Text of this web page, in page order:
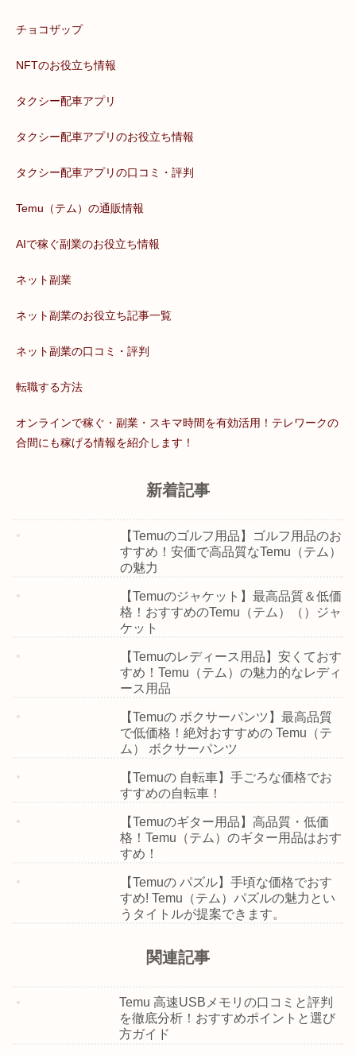
チョコザップ
NFTのお役立ち情報
タクシー配車アプリ
タクシー配車アプリのお役立ち情報
タクシー配車アプリの口コミ・評判
Temu（テム）の通販情報
AIで稼ぐ副業のお役立ち情報
ネット副業
ネット副業のお役立ち記事一覧
ネット副業の口コミ・評判
転職する方法
オンラインで稼ぐ・副業・スキマ時間を有効活用！テレワークの
合間にも稼げる情報を紹介します！
新着記事
【Temuのゴルフ用品】ゴルフ用品のお
すすめ！安価で高品質なTemu（テム）
の魅力
【Temuのジャケット】最高品質＆低価
格！おすすめのTemu（テム）（）ジャ
ケット
【Temuのレディース用品】安くておす
すめ！Temu（テム）の魅力的なレディ
ース用品
【Temuの ボクサーパンツ】最高品質
で低価格！絶対おすすめの Temu（テ
ム） ボクサーパンツ
【Temuの 自転車】手ごろな価格でお
すすめの自転車！
【Temuのギター用品】高品質・低価
格！Temu（テム）のギター用品はおす
すめ！
【Temuの パズル】手頃な価格でおす
すめ! Temu（テム）パズルの魅力とい
うタイトルが提案できます。
関連記事
Temu 高速USBメモリの口コミと評判
を徹底分析！おすすめポイントと選び
方ガイド